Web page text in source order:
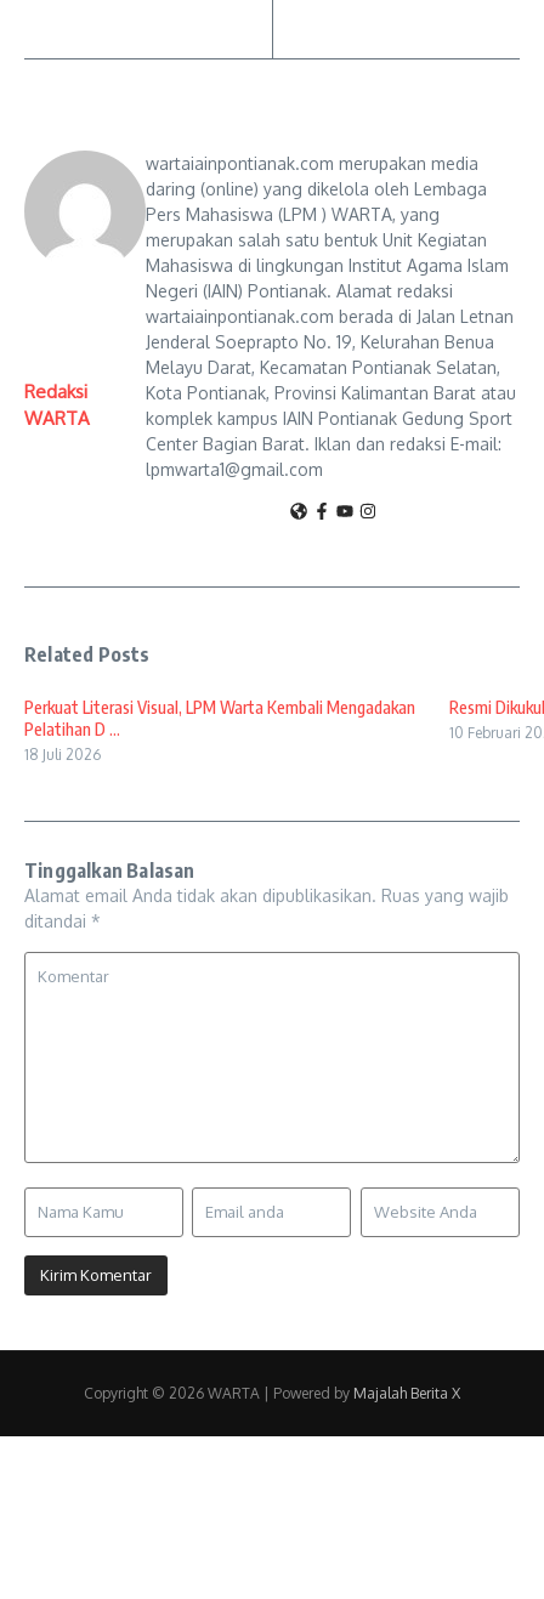
Redaksi
WARTA
wartaiainpontianak.com merupakan media
daring (online) yang dikelola oleh Lembaga
Pers Mahasiswa (LPM ) WARTA, yang
merupakan salah satu bentuk Unit Kegiatan
Mahasiswa di lingkungan Institut Agama Islam
Negeri (IAIN) Pontianak. Alamat redaksi
wartaiainpontianak.com berada di Jalan Letnan
Jenderal Soeprapto No. 19, Kelurahan Benua
Melayu Darat, Kecamatan Pontianak Selatan,
Kota Pontianak, Provinsi Kalimantan Barat atau
komplek kampus IAIN Pontianak Gedung Sport
Center Bagian Barat. Iklan dan redaksi E-mail:
lpmwarta1@gmail.com
Related Posts
Perkuat Literasi Visual, LPM Warta Kembali Mengadakan
Pelatihan D ...
18 Juli 2026
Resmi
10 Februari
Tinggalkan Balasan
Alamat email Anda tidak akan dipublikasikan. Ruas yang wajib
ditandai *
Copyright © 2026 WARTA | Powered by Majalah Berita X